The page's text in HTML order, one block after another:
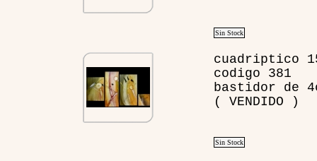
Sin Stock
cuadriptico
codigo 381
bastidor de
( VENDIDO )
Sin Stock